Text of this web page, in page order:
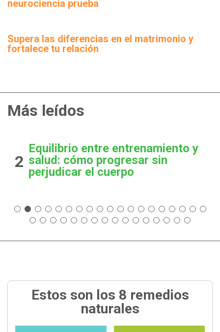
neurociencia prueba
Supera las diferencias en el matrimonio y
fortalece tu relación
Más leídos
2
Equilibrio entre entrenamiento y
salud: cómo progresar sin
perjudicar el cuerpo
Estos son los 8 remedios
naturales